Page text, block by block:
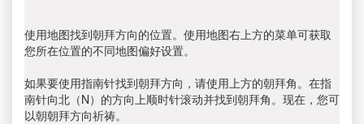
使用地图找到朝拜方向的位置。使用地图右上方的菜单可获取
您所在位置的不同地图偏好设置。
如果要使用指南针找到朝拜方向，请使用上方的朝拜角。在指
南针向北（N）的方向上顺时针滚动并找到朝拜角。现在，您可
以朝朝拜方向祈祷。